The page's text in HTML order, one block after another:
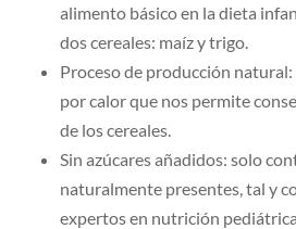
alimento básico en la dieta
dos cereales: maíz y trigo.
Proceso de producción
por calor que nos permite
de los cereales.
Sin azúcares añadidos: solo
naturalmente presentes, tal y
expertos en nutrición